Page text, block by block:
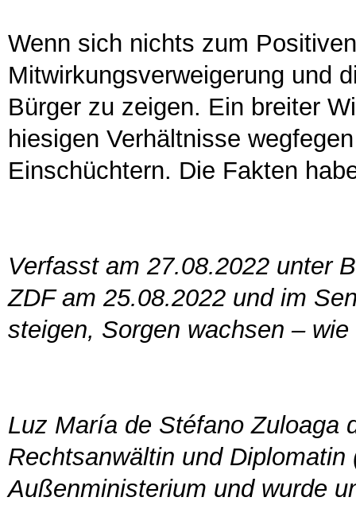
Wenn sich nichts zum
Mitwirkungsverweigerung und
Bürger zu zeigen. Ein breiter
hiesigen Verhältnisse
Einschüchtern. Die Fakten
Verfasst am 27.08.2022 unter
ZDF am 25.08.2022 und im
steigen, Sorgen wachsen –
Luz María de Stéfano Zuloaga
Rechtsanwältin und
Außenministerium und wurde